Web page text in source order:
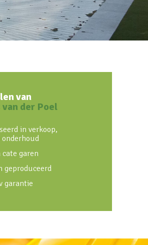
van
der Poel
in verkoop,
cate garen
geproduceerd
garantie